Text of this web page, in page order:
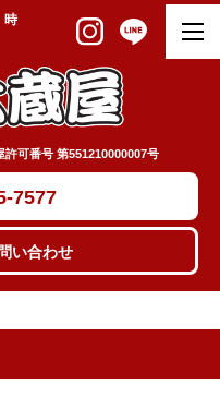
時
可番号 第551210000007号
7577
い合わせ